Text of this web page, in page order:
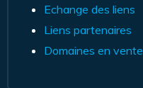
Echange des liens
Liens partenaires
Domaines en vente